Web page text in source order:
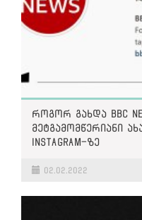
როგორ გახდა BBC
მეტგამომწერიანი
Instagram-ზე
02.02.2022